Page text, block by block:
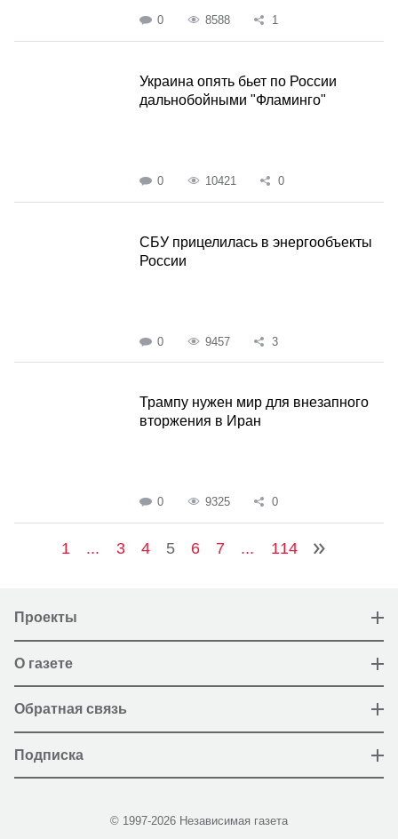
0 8588 1
Украина опять бьет по России
дальнобойными "Фламинго"
0 10421 0
СБУ прицелилась в энергообъекты
России
0 9457 3
Трампу нужен мир для внезапного
вторжения в Иран
0 9325 0
1 ... 3 4 5 6 7 ... 114
Проекты
О газете
Обратная связь
Подписка
© 1997-2026 Независимая газета